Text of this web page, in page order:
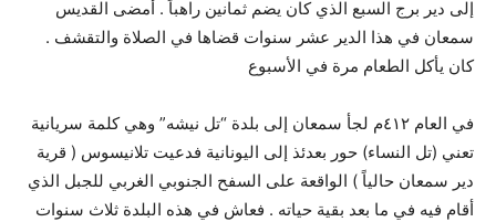
إلى دير برج السبع الذي كان يضم ثمانين راهباً . أمضى القديس
سمعان في هذا الدير عشر سنوات قضاها في الصلاة والتقشف .
كان يأكل الطعام مرة في الأسبوع
في العام ٤١٢م لجأ سمعان إلى بلدة “تل نيشه” وهي كلمة سريانية
تعني (تل النساء) حور بعدئذ إلى اليونانية فدعيت تلانيسوس ( قرية
دير سمعان حالياً ) الواقعة على السفح الجنوبي الغربي للجبل الذي
أقام فيه في ما بعد بقية حياته . فعاش في هذه البلدة ثلاث سنوات